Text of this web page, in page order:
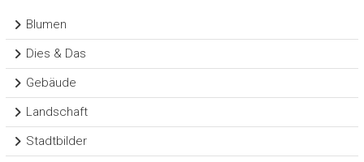
Blumen
Dies & Das
Gebäude
Landschaft
Stadtbilder